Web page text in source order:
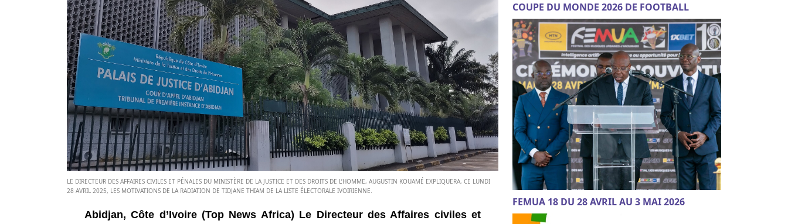
LE DIRECTEUR DES AFFAIRES CIVILES ET PÉNALES DU MINISTÈRE DE LA JUSTICE ET DES DROITS DE L’HOMME, AUGUSTIN KOUAMÉ EXPLIQUERA, CE LUNDI
28 AVRIL 2025, LES MOTIVATIONS DE LA RADIATION DE TIDJANE THIAM DE LA LISTE ÉLECTORALE IVOIRIENNE.
Abidjan, Côte d’Ivoire (Top News Africa) Le Directeur des Affaires civiles et
COUPE DU MONDE 2026 DE FOOTBALL
FEMUA 18 DU 28 AVRIL AU 3 MAI 2026